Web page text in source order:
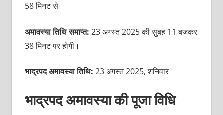
58 मिनट से
अमावस्या तिथि समाप्त: 23 अगस्त 2025 की सुबह 11 बजकर
38 मिनट पर होगी।
भाद्रपद अमावस्या तिथि: 23 अगस्त 2025, शनिवार
भाद्रपद अमावस्या की पूजा विधि